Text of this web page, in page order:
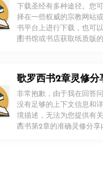
下载圣经有多种途径。您
择在一些权威的宗教网站或
书平台上进行下载，也可
图书馆或书店获取纸质版
！
歌罗西书2章灵修分
非常抱歉，由于我在回答
没有足够的上下文信息和详
境描述，无法为您提供有
西书第2章的准确灵修分享
！